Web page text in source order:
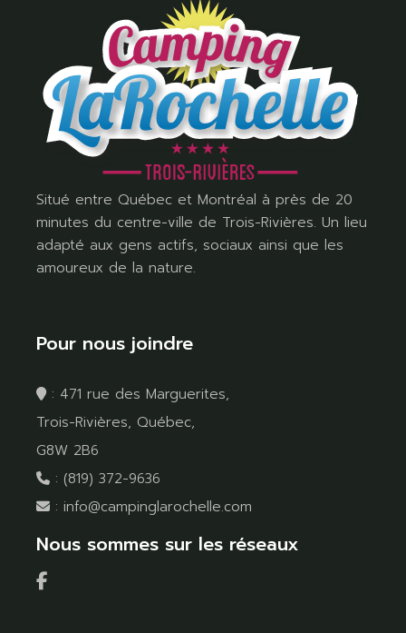
Situé entre Québec et Montréal à près de 20
minutes du centre-ville de Trois-Rivières. Un lieu
adapté aux gens actifs, sociaux ainsi que les
amoureux de la nature.
Pour nous joindre
: 471 rue des Marguerites,
Trois-Rivières, Québec,
G8W 2B6
:(819) 372-9636
:info@campinglarochelle.com
Nous sommes sur les réseaux